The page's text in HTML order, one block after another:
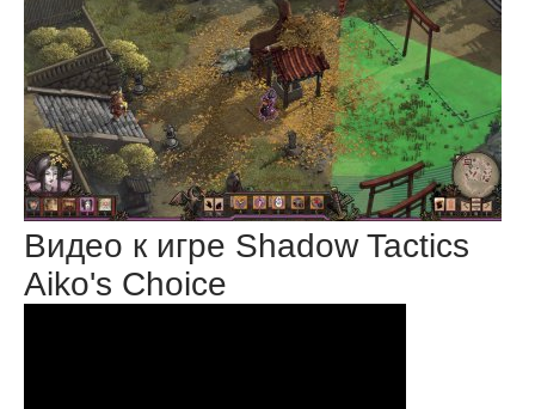
Видео к игре Shadow Tactics
Aiko's Choice